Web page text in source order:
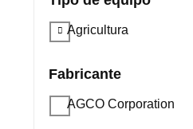
Agricultura
Fabricante
AGCO Corporation